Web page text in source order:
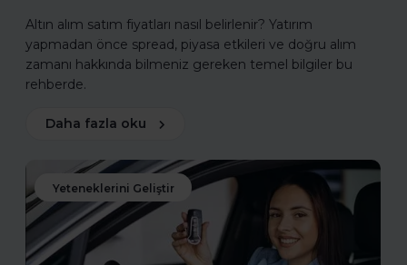
Altın alım satım fiyatları nasıl belirlenir? Yatırım
yapmadan önce spread, piyasa etkileri ve doğru alım
zamanı hakkında bilmeniz gereken temel bilgiler bu
rehberde.
Daha fazla oku
Yeteneklerini Geliştir